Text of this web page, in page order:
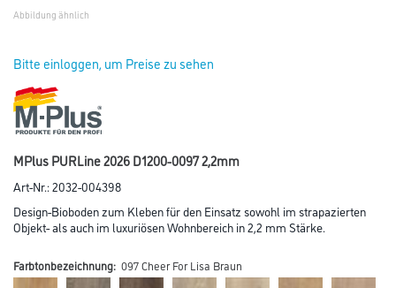
Abbildung ähnlich
Bitte einloggen, um Preise zu sehen
MPlus PURLine 2026 D1200-0097 2,2mm
Art-Nr.:2032-004398
Design-Bioboden zum Kleben für den Einsatz sowohl im strapazierten
Objekt- als auch im luxuriösen Wohnbereich in 2,2 mm Stärke.
Farbtonbezeichnung: 097 Cheer For Lisa Braun